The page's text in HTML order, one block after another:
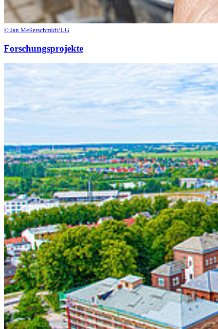
© Jan Meßerschmidt/UG
Forschungsprojekte